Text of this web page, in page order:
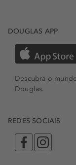
DOUGLAS APP
Descubra o
Douglas.
REDES SOCIAIS